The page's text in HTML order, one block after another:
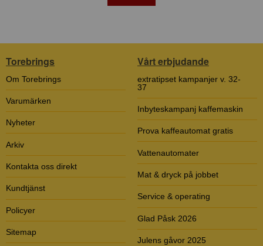
Torebrings
Om Torebrings
Varumärken
Nyheter
Arkiv
Kontakta oss direkt
Kundtjänst
Policyer
Sitemap
Vårt erbjudande
extratipset kampanjer v. 32-
37
Inbyteskampanj kaffemaskin
Prova kaffeautomat gratis
Vattenautomater
Mat & dryck på jobbet
Service & operating
Glad Påsk 2026
Julens gåvor 2025